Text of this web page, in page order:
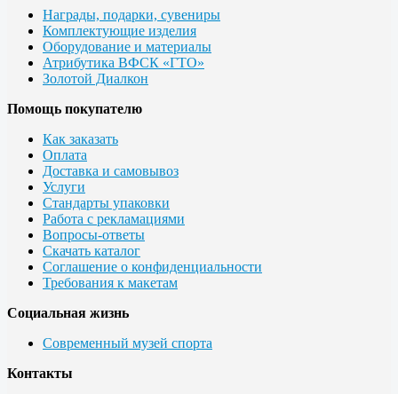
Награды, подарки, сувениры
Комплектующие изделия
Оборудование и материалы
Атрибутика ВФСК «ГТО»
Золотой Диалкон
Помощь покупателю
Как заказать
Оплата
Доставка и самовывоз
Услуги
Стандарты упаковки
Работа с рекламациями
Вопросы-ответы
Скачать каталог
Соглашение о конфиденциальности
Требования к макетам
Социальная жизнь
Современный музей спорта
Контакты